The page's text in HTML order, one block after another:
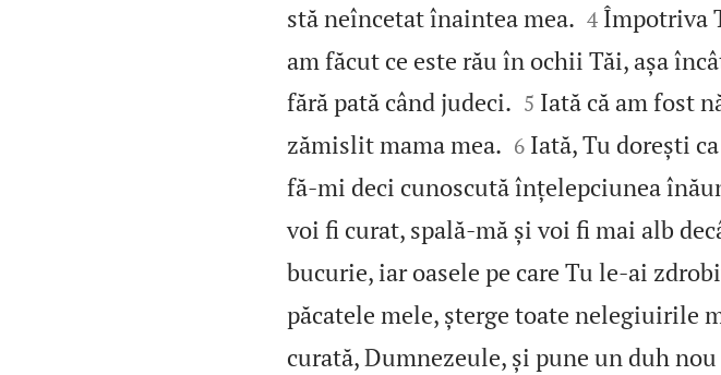
stă neîncetat înaintea mea.
4 Împotriva
am făcut ce este rău în ochii Tăi, așa
fără pată când judeci.
5 Iată că am fost
zămislit mama mea.
6 Iată, Tu dorești
fă‑mi deci cunoscută înțelepciunea
voi fi curat, spală‑mă și voi fi mai alb
bucurie, iar oasele pe care Tu le‑ai
păcatele mele, șterge toate nelegiuirile
curată, Dumnezeule, și pune un duh